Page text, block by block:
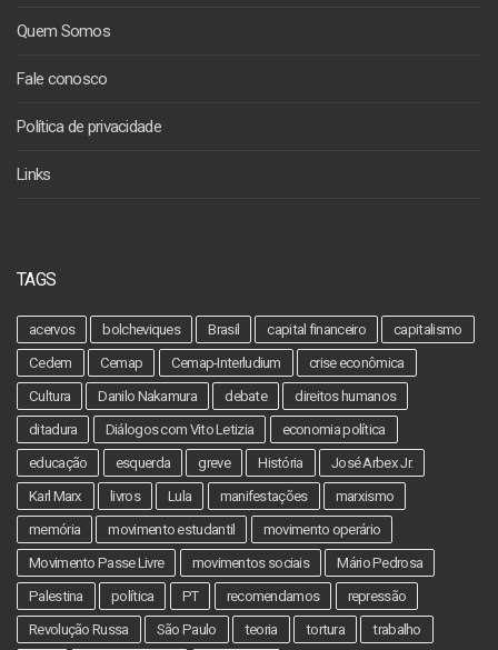
Quem Somos
Fale conosco
Política de privacidade
Links
TAGS
acervos bolcheviques Brasil capital financeiro
capitalismo
Cedem
Cemap Cemap-Interludium
crise econômica
Cultura
Danilo Nakamura debate
direitos humanos
ditadura
Diálogos com Vito Letizia
economia política
educação
esquerda greve História
José Arbex Jr.
Karl Marx
livros Lula manifestações
marxismo
memória
movimento estudantil
movimento operário
Movimento Passe Livre
movimentos sociais
Mário Pedrosa
Palestina
política PT recomendamos
repressão
Revolução Russa
São Paulo teoria tortura trabalho